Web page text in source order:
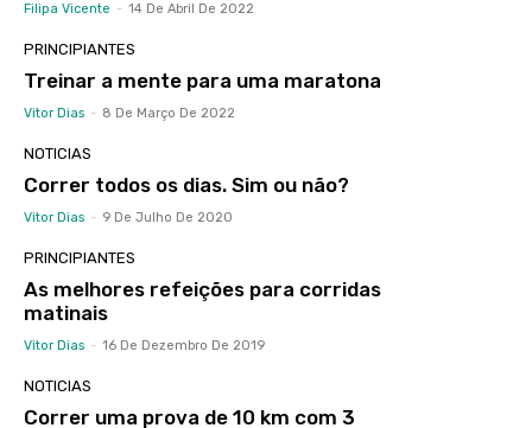
Filipa Vicente - 14 De Abril De 2022
PRINCIPIANTES
Treinar a mente para uma maratona
Vitor Dias - 8 De Março De 2022
NOTICIAS
Correr todos os dias. Sim ou não?
Vitor Dias - 9 De Julho De 2020
PRINCIPIANTES
As melhores refeições para corridas
matinais
Vitor Dias - 16 De Dezembro De 2019
NOTICIAS
Correr uma prova de 10 km com 3